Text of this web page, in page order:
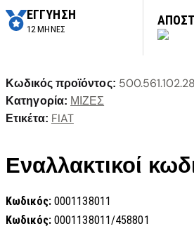
ΕΓΓΥΗΣΗ
12 ΜΗΝΕΣ
Κωδικός προϊόντος:
Κατηγορία: ΜΙΖΕΣ
Ετικέτα: FIAT
Εναλλακτικοί
Κωδικός: 0001138011
Κωδικός: 0001138011/458801